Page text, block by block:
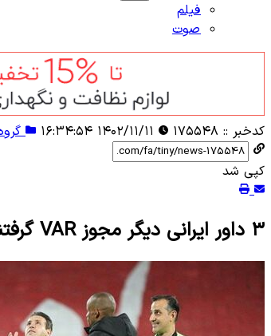
فیلم
صوت
کدخبر :: ۱۷۵۵۴۸
کپی شد
۳ داور ایرانی دیگر مجوز VAR گرفتند